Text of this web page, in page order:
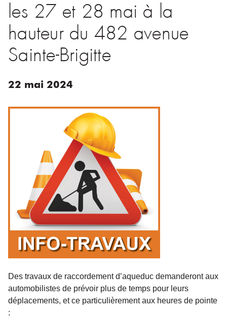
les 27 et 28 mai à la
hauteur du 482 avenue
Sainte-Brigitte
22 mai 2024
Des travaux de raccordement d’aqueduc demanderont aux
automobilistes de prévoir plus de temps pour leurs
déplacements, et ce particulièrement aux heures de pointe
: